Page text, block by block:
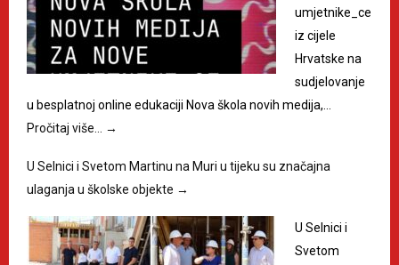
umjetnike_ce
iz cijele
Hrvatske na
sudjelovanje
u besplatnoj online edukaciji Nova škola novih medija,…
Pročitaj više…
→
U Selnici i Svetom Martinu na Muri u tijeku su značajna
ulaganja u školske objekte →
U Selnici i
Svetom